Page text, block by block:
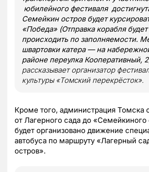
юбилейного фестиваля
Семейкин остров будет
«Победа» (Отправка корабля будет
происходить по заполняемости.
швартовки катера — на
районе переулка Кооперативный,
рассказывает организатор
культуры «Томский перекрёсток».
Кроме того, администрация Томска
от Лагерного сада до «Семейкиного
будет организовано движение
автобуса по маршруту «Лагерный
остров».